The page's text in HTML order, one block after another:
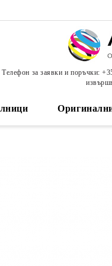
Телефон за заявки и поръчки: